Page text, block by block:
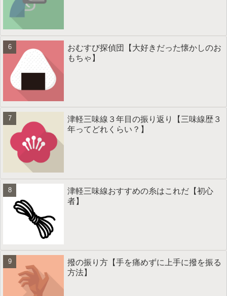
おむすび探偵団【大好きだった懐かしのお
もちゃ】
津軽三味線３年目の振り返り【三味線歴３
年ってどれくらい？】
津軽三味線おすすめの糸はこれだ【初心
者】
撥の振り方【手を痛めずに上手に撥を振る
方法】